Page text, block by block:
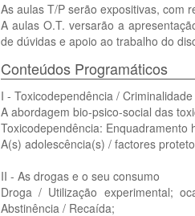
As aulas T/P serão expositivas, com
A aulas O.T. versarão a
de dúvidas e apoio ao trabalho do
Conteúdos Programáticos
I - Toxicodependência /
A abordagem bio-psico-social das
Toxicodependência: Enquadramento
A(s) adolescência(s) / factores
II - As drogas e o seu consumo
Droga / Utilização experimental;
Abstinência / Recaída;